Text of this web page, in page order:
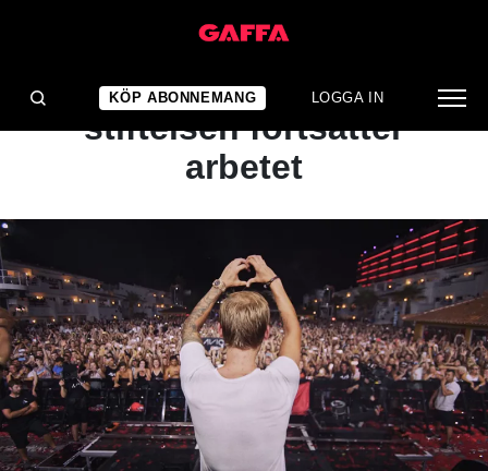
KÖP ABONNEMANG LOGGA IN
INTERVJU
Sju år efter Aviciis död –
stiftelsen fortsätter
arbetet